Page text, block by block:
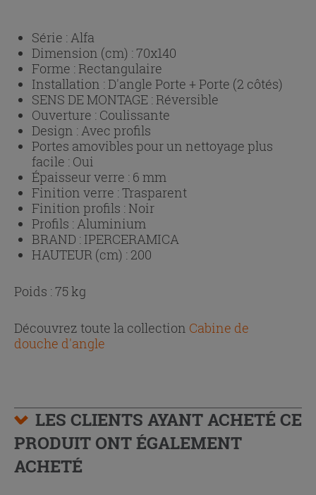
Série : Alfa
Dimension (cm) :70x140
Forme :Rectangulaire
Installation :D'angle Porte + Porte (2 côtés)
SENS DE MONTAGE :Réversible
Ouverture : Coulissante
Design : Avec profils
Portes amovibles pour un nettoyage plus
facile : Oui
Épaisseur verre : 6 mm
Finition verre :Trasparent
Finition profils :Noir
Profils : Aluminium
BRAND : IPERCERAMICA
HAUTEUR (cm) : 200
Poids : 75 kg
Découvrez toute la collection Cabine de
douche d'angle
LES CLIENTS AYANT ACHETÉ CE
PRODUIT ONT ÉGALEMENT
ACHETÉ